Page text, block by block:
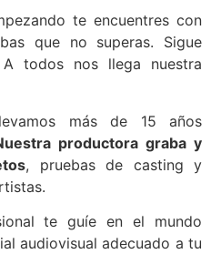
te encuentres con
que no superas. Sigue
todos nos llega nuestra
más de 15 años
productora graba y
, pruebas de casting y
te guíe en el mundo
audiovisual adecuado a tu